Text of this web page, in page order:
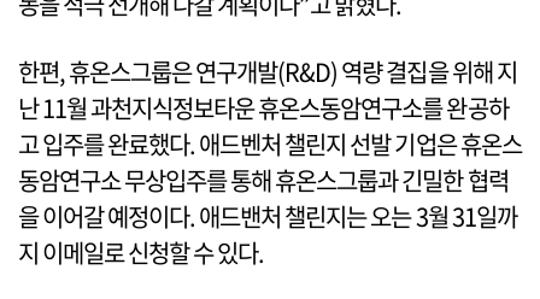
한편, 휴온스그룹은 연구개발(R&D) 역량 결집을 위해 지
난 11월 과천지식정보타운 휴온스동암연구소를 완공하
고 입주를 완료했다. 애드벤처 챌린지 선발 기업은 휴온스
동암연구소 무상입주를 통해 휴온스그룹과 긴밀한 협력
을 이어갈 예정이다. 애드밴처 챌린지는 오는 3월 31일까
지 이메일로 신청할 수 있다.